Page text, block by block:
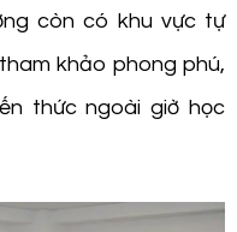
còn có khu vực tự
khảo phong phú,
thức ngoài giờ học